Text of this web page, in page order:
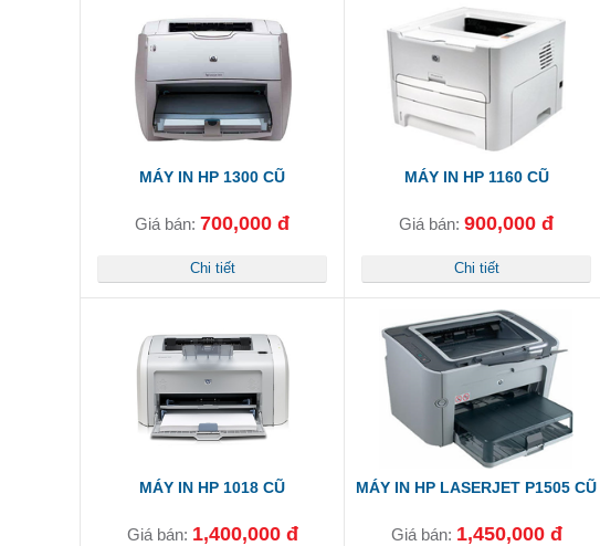
MÁY IN HP 1300 CŨ
Giá bán: 700,000 đ
Chi tiết
MÁY IN HP 1160 CŨ
Giá bán: 900,000 đ
Chi tiết
MÁY IN HP 1018 CŨ
Giá bán: 1,400,000 đ
MÁY IN HP LASERJET P1505 CŨ
Giá bán: 1,450,000 đ